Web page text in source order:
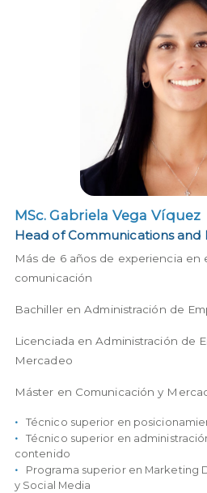
MSc. Gabriela Vega Víquez
Head of Communications and
Más de 6 años de experiencia en
comunicación
Bachiller en Administración de
Licenciada en Administración de
Mercadeo
Máster en Comunicación y
Técnico superior en
Técnico superior en
contenido
Programa superior en Marketing
y Social Media